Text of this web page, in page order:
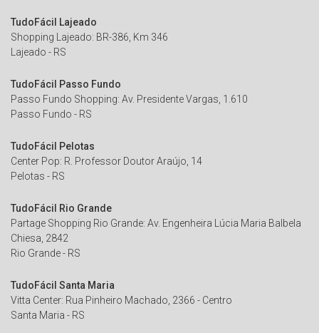
TudoFácil Lajeado
Shopping Lajeado: BR-386, Km 346
Lajeado - RS
TudoFácil Passo Fundo
Passo Fundo Shopping: Av. Presidente Vargas, 1.610
Passo Fundo - RS
TudoFácil Pelotas
Center Pop: R. Professor Doutor Araújo, 14
Pelotas - RS
TudoFácil Rio Grande
Partage Shopping Rio Grande: Av. Engenheira Lúcia Maria Balbela
Chiesa, 2842
Rio Grande - RS
TudoFácil Santa Maria
Vitta Center: Rua Pinheiro Machado, 2366 - Centro
Santa Maria - RS